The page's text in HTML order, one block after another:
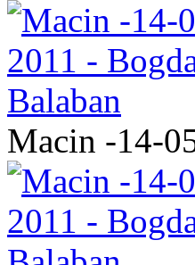
Macin -14-